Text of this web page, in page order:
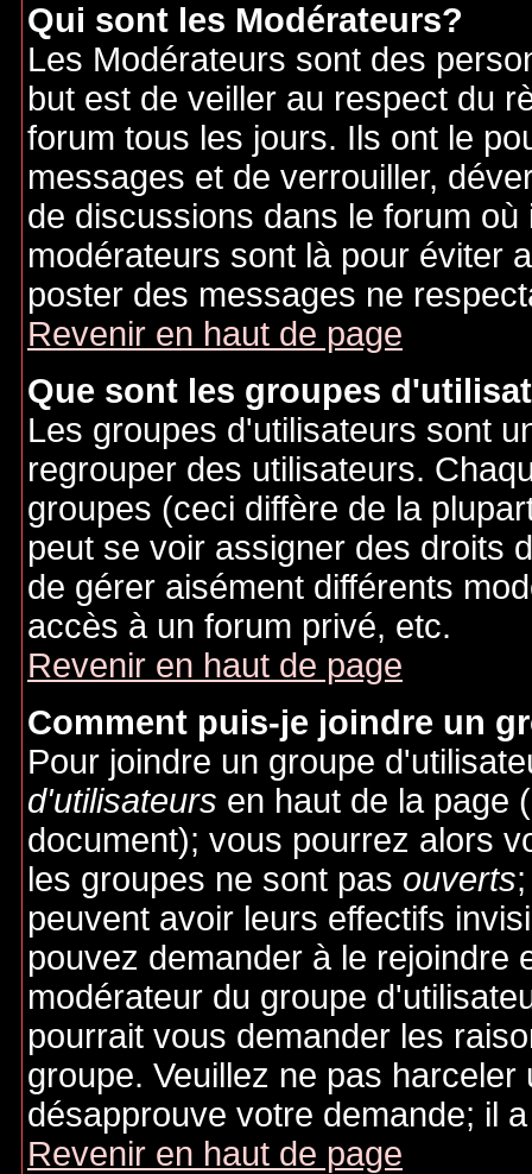
Qui sont les Modérateurs?
Les Modérateurs sont des
but est de veiller au respect du
forum tous les jours. Ils ont le
messages et de verrouiller,
de discussions dans le forum
modérateurs sont là pour éviter
poster des messages ne
Revenir en haut de page
Que sont les groupes
Les groupes d'utilisateurs sont
regrouper des utilisateurs.
groupes (ceci diffère de la
peut se voir assigner des droits
de gérer aisément différents
accès à un forum privé, etc.
Revenir en haut de page
Comment puis-je joindre un
Pour joindre un groupe
d'utilisateurs en haut de la page
document); vous pourrez alors
les groupes ne sont pas ouverts
peuvent avoir leurs effectifs
pouvez demander à le rejoindre
modérateur du groupe
pourrait vous demander les
groupe. Veuillez ne pas
désapprouve votre demande; il
Revenir en haut de page